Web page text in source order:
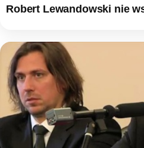
Robert Lewandowski nie